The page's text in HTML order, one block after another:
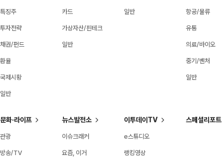
특징주
투자전략
채권/펀드
환율
국제시황
일반
카드
가상자산/핀테크
일반
일반 항공/물류
유통
의료/바이오
중기/벤처
일반
문화·라이프
관광
방송/TV
뉴스발전소
이슈크래커
요즘, 이거
이투데이TV
e스튜디오
랭킹영상
스페셜리포트